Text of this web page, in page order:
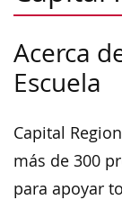
Acerca
Escuela
Capital
más de 300
para apoyar